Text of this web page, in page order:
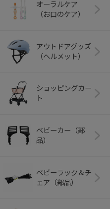
オーラルケア
（お口のケア）
アウトドアグッズ
（ヘルメット）
ショッピングカー
ト
ベビーカー（部
品）
ベビーラック＆チ
ェア（部品）